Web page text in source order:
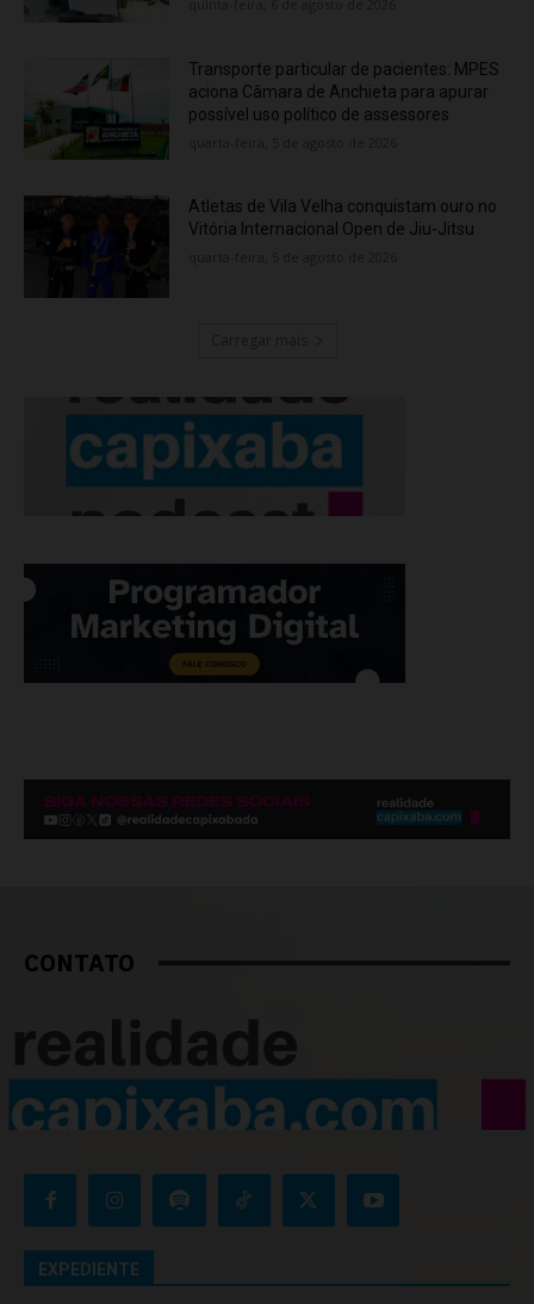
Transporte particular de pacientes: MPES
aciona Câmara de Anchieta para apurar
possível uso político de assessores
Atletas de Vila Velha conquistam ouro no
Vitória Internacional Open de Jiu-Jitsu
CONTATO
EXPEDIENTE